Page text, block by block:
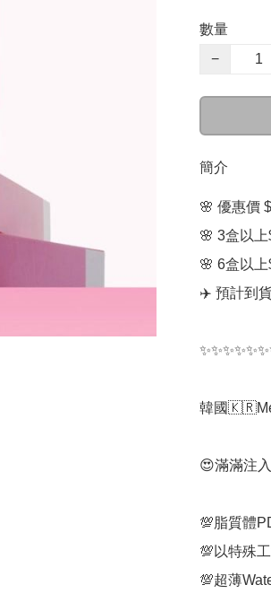
數量
−
簡介
🌸 優惠價
🌸 3盒以
🌸 6盒以
✈️ 預計到
韓國
😍滿滿注
💯脂質體
💯以特殊
💯超薄